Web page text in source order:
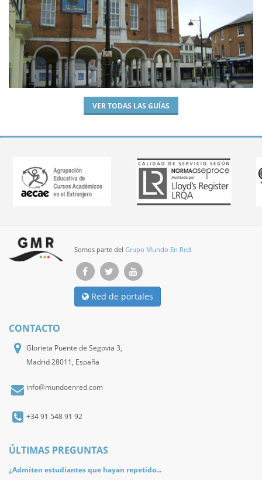
VER TODAS LAS GUÍAS
Somos parte del Grupo Mundo En Red
Red de portales
CONTACTO
Glorieta Puente de Segovia 3,
Madrid 28011, España
info@mundoenred.com
+34 91 548 91 92
ÚLTIMAS PREGUNTAS
¿Admiten estudiantes que hayan repetido...